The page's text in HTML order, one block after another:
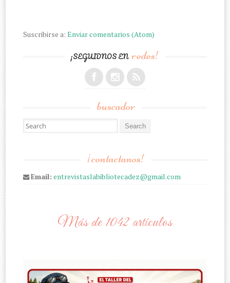
Suscribirse a:Enviar comentarios (Atom)
¡SEGUIDNOS ENredes!
buscador
Search for:
¡contactanos!
Email: entrevistaslabibliotecadez@gmail.com
Más de 1042 artículos